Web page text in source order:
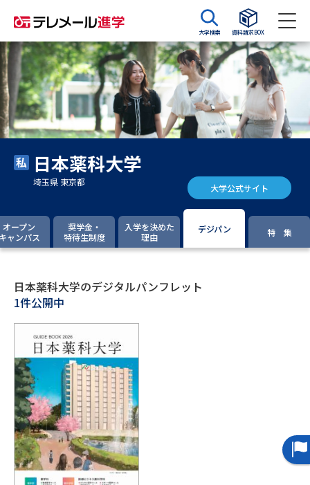
大学検索 資料請求BOX
資料請求 資料検索
大学・短大の資料種類から請求
大学パンフ
大学入学共通テスト利用選抜の
募集要項＆願書
過去問題集
専門学校の資料請求
留学・進学関連、塾・予備校
大学入学共通テスト「受験上の
配慮案内」の請求
幼稚園教員資格認定試験
高等学校（情報）教員資格認定
試験
日本薬科大学
埼玉県 東京都 大学公式サイト
オープン
ャンパス
奨学金・
特待生制度
入学を決めた
理由
デジパン 特 集
日本薬科大学のデジタルパンフレット
1件公開中